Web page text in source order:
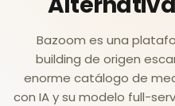
Bazoom es una
building de origen
enorme catálogo de
con IA y su modelo full-